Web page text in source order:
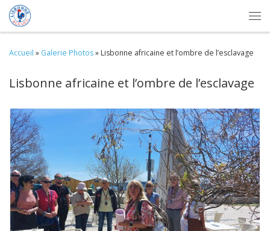
Skip to content
Accueil » Galerie Photos» Lisbonne africaine et l’ombre de l’esclavage
Lisbonne africaine et l’ombre de l’esclavage